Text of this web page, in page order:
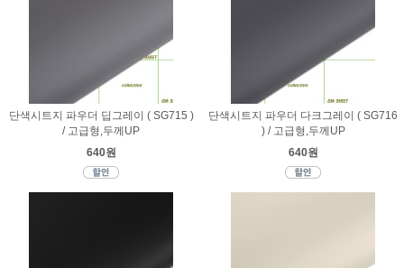
단색시트지 파우더 딥그레이 ( SG715 )
/ 고급형,두께UP
640원
단색시트지 파우더 다크그레이 ( SG716
) / 고급형,두께UP
640원